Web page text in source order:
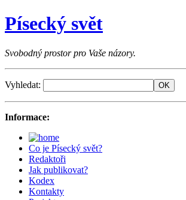
Písecký svět
Svobodný prostor pro Vaše názory.
Vyhledat:
Informace:
Co je Písecký svět?
Redaktoři
Jak publikovat?
Kodex
Kontakty